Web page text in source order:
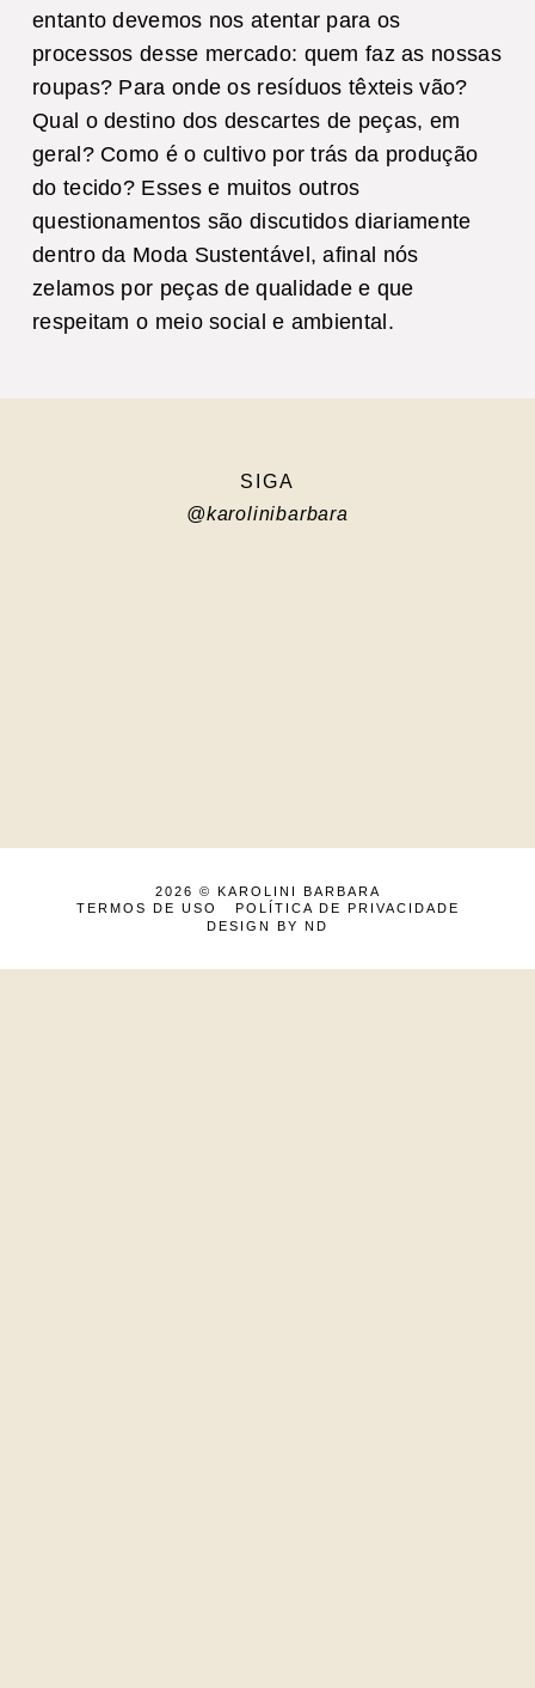
entanto devemos nos atentar para os
processos desse mercado: quem faz as nossas
roupas? Para onde os resíduos têxteis vão?
Qual o destino dos descartes de peças, em
geral? Como é o cultivo por trás da produção
do tecido? Esses e muitos outros
questionamentos são discutidos diariamente
dentro da Moda Sustentável, afinal nós
zelamos por peças de qualidade e que
respeitam o meio social e ambiental.
SIGA
@karolinibarbara
2026 © KAROLINI BARBARA
TERMOS DE USO
POLÍTICA DE PRIVACIDADE
DESIGN BY ND